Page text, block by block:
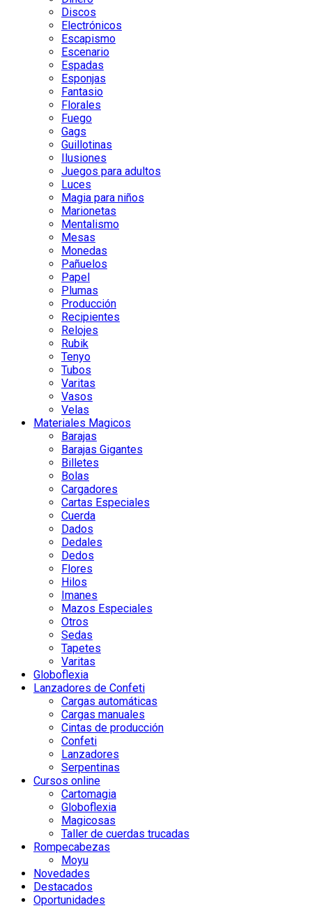
Discos
Electrónicos
Escapismo
Escenario
Espadas
Esponjas
Fantasio
Florales
Fuego
Gags
Guillotinas
Ilusiones
Juegos para adultos
Luces
Magia para niños
Marionetas
Mentalismo
Mesas
Monedas
Pañuelos
Papel
Plumas
Producción
Recipientes
Relojes
Rubik
Tenyo
Tubos
Varitas
Vasos
Velas
Materiales Magicos
Barajas
Barajas Gigantes
Billetes
Bolas
Cargadores
Cartas Especiales
Cuerda
Dados
Dedales
Dedos
Flores
Hilos
Imanes
Mazos Especiales
Otros
Sedas
Tapetes
Varitas
Globoflexia
Lanzadores de Confeti
Cargas automáticas
Cargas manuales
Cintas de producción
Confeti
Lanzadores
Serpentinas
Cursos online
Cartomagia
Globoflexia
Magicosas
Taller de cuerdas trucadas
Rompecabezas
Moyu
Novedades
Destacados
Oportunidades